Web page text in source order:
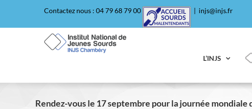
Contactez nous : 04 79 68 79 00 | injs@injs.fr
L’INJS
Rendez-vous le 17 septembre pour la journée mondiale